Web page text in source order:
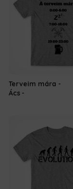
Terveim mára -
Ács